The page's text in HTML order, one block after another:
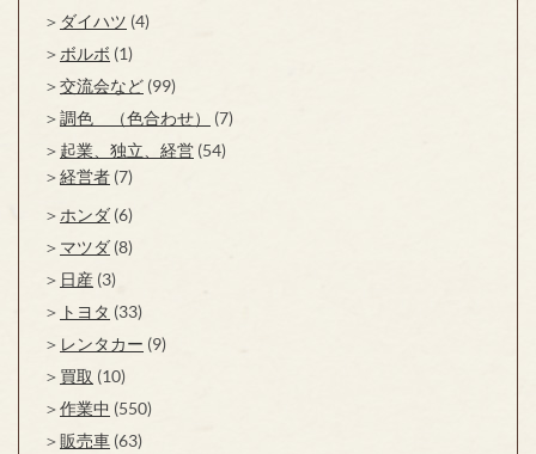
ダイハツ (4)
ボルボ (1)
交流会など (99)
調色 （色合わせ）
(7)
起業、独立、経営 (54)
経営者 (7)
ホンダ (6)
マツダ (8)
日産 (3)
トヨタ (33)
レンタカー (9)
買取 (10)
作業中 (550)
販売車 (63)